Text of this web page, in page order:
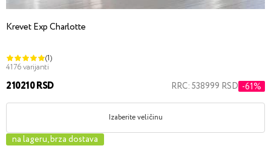
Krevet Exp Charlotte
(1)
4176 varijanti
210210 RSD RRC: 538999 RSD -61%
Izaberite veličinu
na lageru, brza dostava